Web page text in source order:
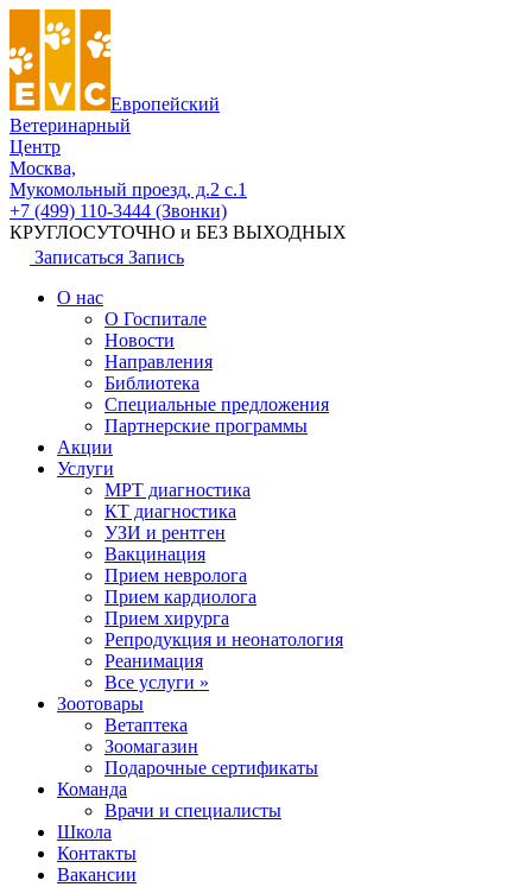
Европейский
Ветеринарный
Центр
Москва,
Мукомольный проезд, д.2 с.1
+7 (499) 110-3444 (Звонки)
КРУГЛОСУТОЧНО и БЕЗ ВЫХОДНЫХ
Записаться Запись
О нас
О Госпитале
Новости
Направления
Библиотека
Специальные предложения
Партнерские программы
Акции
Услуги
МРТ диагностика
КТ диагностика
УЗИ и рентген
Вакцинация
Прием невролога
Прием кардиолога
Прием хирурга
Репродукция и неонатология
Реанимация
Все услуги »
Зоотовары
Ветаптека
Зоомагазин
Подарочные сертификаты
Команда
Врачи и специалисты
Школа
Контакты
Вакансии